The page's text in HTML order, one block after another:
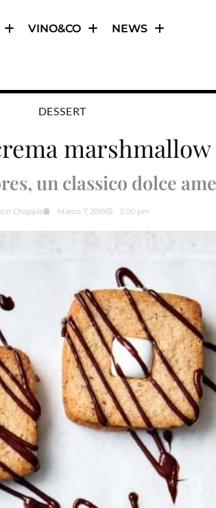
VINO&CO
NEWS
DESSERT
marshmallow
un classico dolce
Chapple Marzo 7, 2019 5:00 pm